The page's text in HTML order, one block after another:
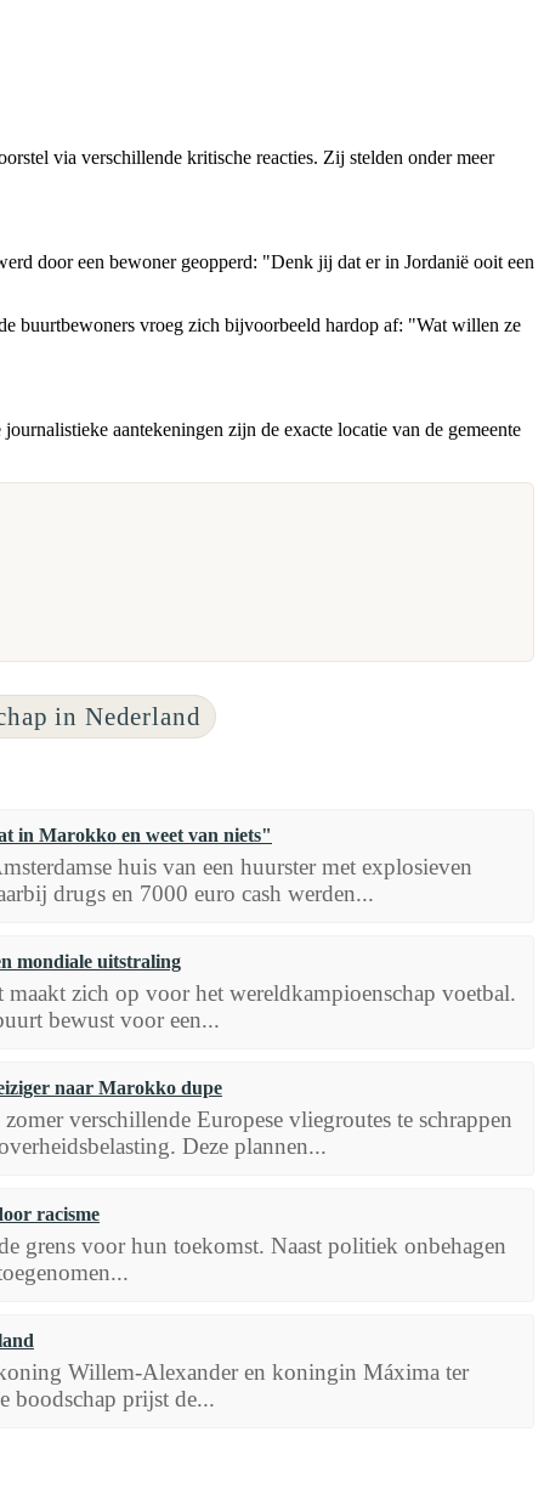
via verschillende kritische reacties. Zij stelden onder meer
door een bewoner geopperd: "Denk jij dat er in Jordanië ooit een
buurtbewoners vroeg zich bijvoorbeeld hardop af: "Wat willen ze
aantekeningen zijn de exacte locatie van de gemeente
in Nederland
in Marokko en weet van niets"
huis van een huurster met explosieven
drugs en 7000 euro cash werden...
mondiale uitstraling
zich op voor het wereldkampioenschap voetbal.
bewust voor een...
naar Marokko dupe
verschillende Europese vliegroutes te schrappen
Deze plannen...
racisme
grens voor hun toekomst. Naast politiek onbehagen
Willem-Alexander en koningin Máxima ter
boodschap prijst de...